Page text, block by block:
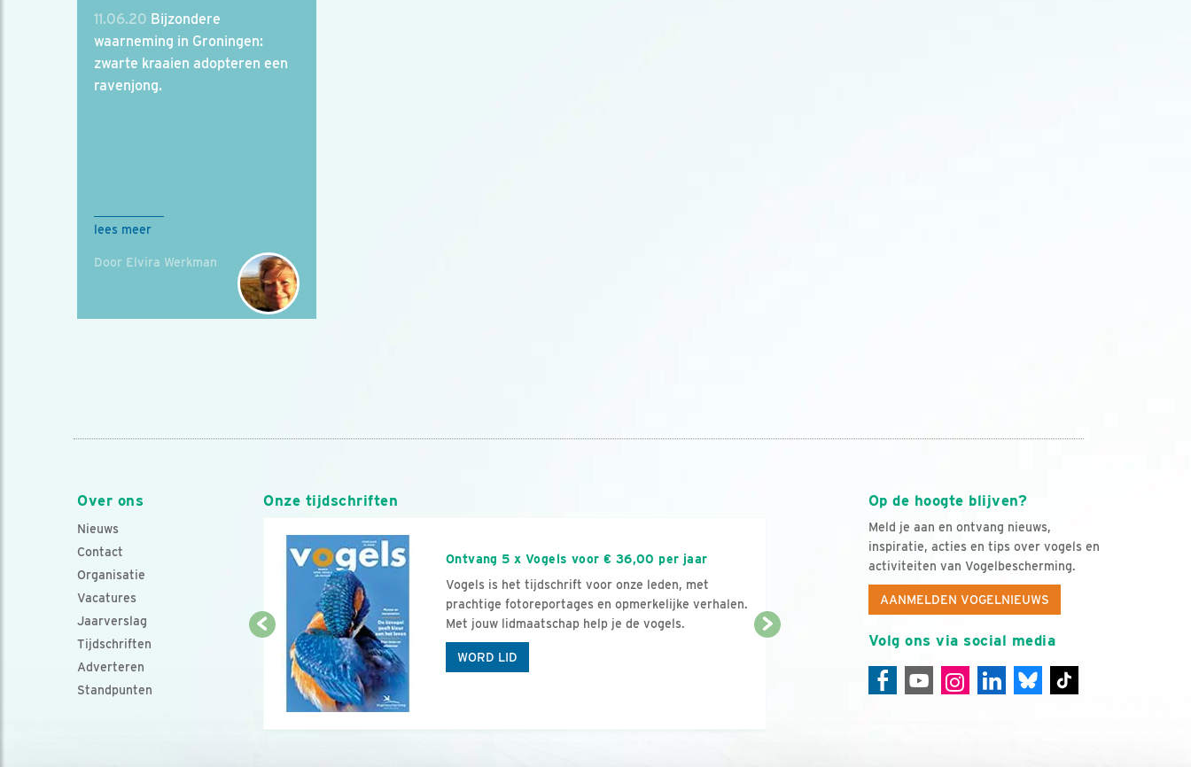
11.06.20 Bijzondere
waarneming in Groningen:
zwarte kraaien adopteren een
ravenjong.
lees meer
Door Elvira Werkman
Over ons
Nieuws
Contact
Organisatie
Vacatures
Jaarverslag
Tijdschriften
Adverteren
Standpunten
Op de hoogte blijven?
Meld je aan en ontvang nieuws,
inspiratie, acties en tips over vogels en
activiteiten van Vogelbescherming.
AANMELDEN VOGELNIEUWS
Volg ons via social media
Onze tijdschriften
Ontvang 5 x Vogels voor € 36,00 per jaar
Vogels is het tijdschrift voor onze leden, met
prachtige fotoreportages en opmerkelijke verhalen.
Met jouw lidmaatschap help je de vogels.
WORD LID